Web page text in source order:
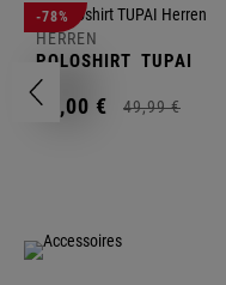
-78%
HERREN
POLOSHIRT TUPAI
11,00 € 49,99 €